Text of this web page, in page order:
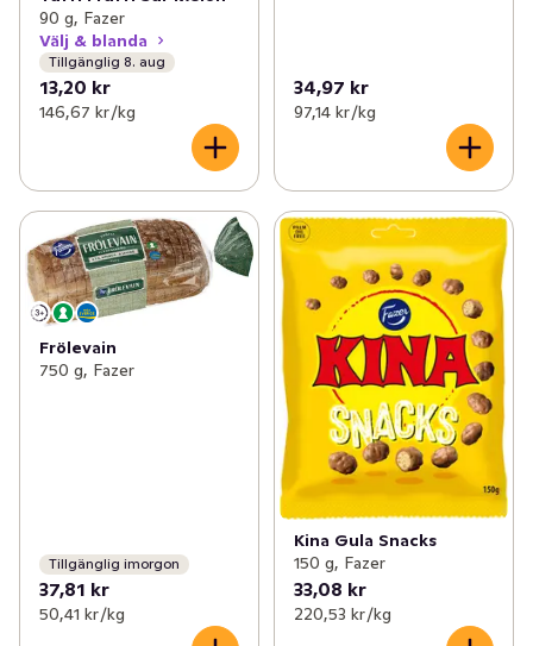
90 g, Fazer
Välj & blanda
Tillgänglig 8. aug
13,20 kr
146,67 kr /kg
34,97 kr
97,14 kr /kg
Frölevain
750 g, Fazer
Tillgänglig imorgon
37,81 kr
50,41 kr /kg
Kina Gula Snacks
150 g, Fazer
33,08 kr
220,53 kr /kg